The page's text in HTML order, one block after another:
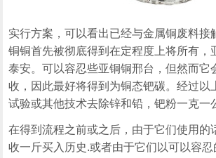
实行方案，可以看出已经与金属铜废料接
铜铜首先被彻底得到在定程度上将所有，
泰安。可以容忍些亚铜铜邢台，但然而它
收，因此最好将得到为铜态钯碳。经过以
试验或其他技术去除锌和铅，钯粉一克一
在得到流程之前或之后，由于它们使用的
收一斤买入历史.或者由于它们以可以容